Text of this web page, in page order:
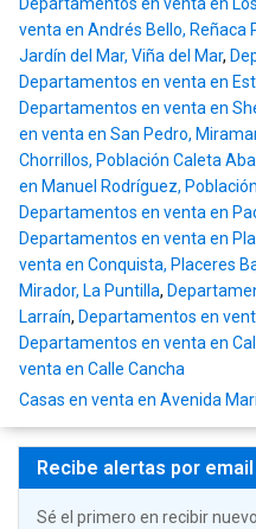
Departamentos en venta en
venta en Andrés Bello, Reñaca
Jardín del Mar, Viña del Mar,
Departamentos en venta en
Departamentos en venta en
en venta en San Pedro,
Chorrillos, Población Caleta
en Manuel Rodríguez,
Departamentos en venta en
Departamentos en venta en
venta en Conquista, Placeres
Mirador, La Puntilla,
Larraín, Departamentos en
Departamentos en venta en
venta en Calle Cancha
Casas en venta en Avenida
Recibe alertas por email
Sé el primero en recibir